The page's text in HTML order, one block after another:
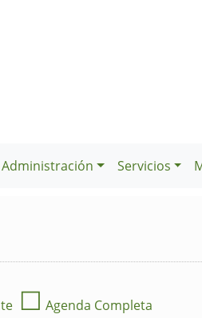
Administración Servicios
☐ Agenda Completa